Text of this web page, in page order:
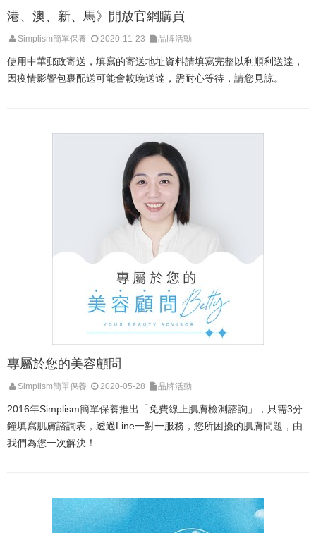
港、澳、新、馬》開放官網購買
Simplism簡單保養 2020-11-23 品牌活動
使用中華郵政寄送，填寫的寄送地址資料請填寫完整以利順利送達，
因疫情影響包裹配送可能會較晚送達，需耐心等待，請您見諒。
專屬於您的美容顧問
Simplism簡單保養 2020-05-28 品牌活動
2016年Simplism簡單保養推出「免費線上肌膚檢測諮詢」，只需3分
鐘填寫肌膚諮詢表，透過Line一對一服務，您所困擾的肌膚問題，由
我們為您一次解決！